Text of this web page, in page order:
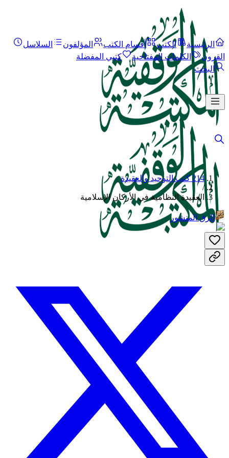
الرئيسية الكتب أقسام الكتب المؤلفون
السلاسل
القرون
الكلمات المفتاحية
كتبي المفضلة
البحث
214 كتب التوحيد والعقيدة
/
العقيدة النظامية في الأركان الإسلامية
الرق المنشور